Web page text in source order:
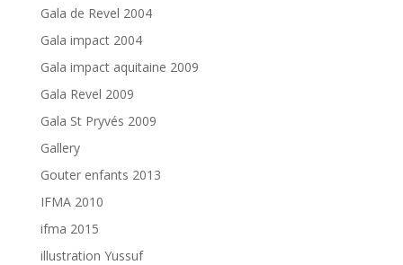
Gala de Revel 2004
Gala impact 2004
Gala impact aquitaine 2009
Gala Revel 2009
Gala St Pryvés 2009
Gallery
Gouter enfants 2013
IFMA 2010
ifma 2015
illustration Yussuf